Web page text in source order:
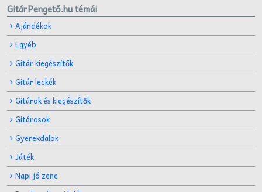
GitárPengető.hu témái
Ajándékok
Egyéb
Gitár kiegészítők
Gitár leckék
Gitárok és kiegészítők
Gitárosok
Gyerekdalok
Játék
Napi jó zene